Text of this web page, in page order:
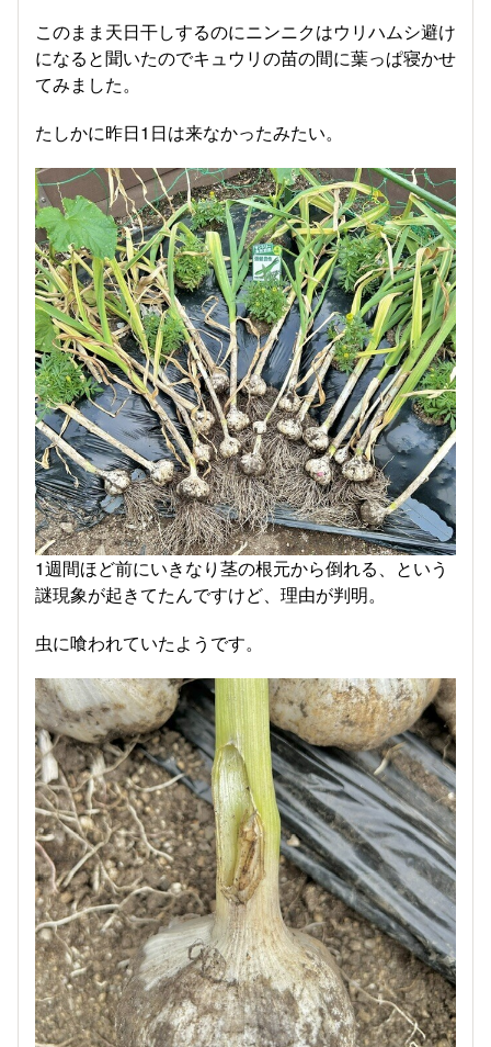
このまま天日干しするのにニンニクはウリハムシ避け
になると聞いたのでキュウリの苗の間に葉っぱ寝かせ
てみました。
たしかに昨日1日は来なかったみたい。
1週間ほど前にいきなり茎の根元から倒れる、という
謎現象が起きてたんですけど、理由が判明。
虫に喰われていたようです。